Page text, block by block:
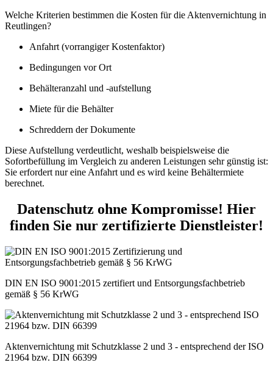
Welche Kriterien bestimmen die Kosten für die Aktenvernichtung in
Reutlingen?
Anfahrt (vorrangiger Kostenfaktor)
Bedingungen vor Ort
Behälteranzahl und -aufstellung
Miete für die Behälter
Schreddern der Dokumente
Diese Aufstellung verdeutlicht, weshalb beispielsweise die
Sofortbefüllung im Vergleich zu anderen Leistungen sehr günstig ist:
Sie erfordert nur eine Anfahrt und es wird keine Behältermiete
berechnet.
Datenschutz ohne Kompromisse! Hier
finden Sie nur zertifizierte Dienstleister!
DIN EN ISO 9001:2015 zertifiert und Entsorgungsfachbetrieb
gemäß § 56 KrWG
Aktenvernichtung mit Schutzklasse 2 und 3 - entsprechend der ISO
21964 bzw. DIN 66399